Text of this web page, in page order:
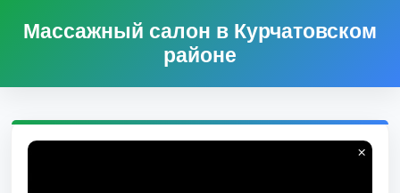
Массажный салон в Курчатовском
районе